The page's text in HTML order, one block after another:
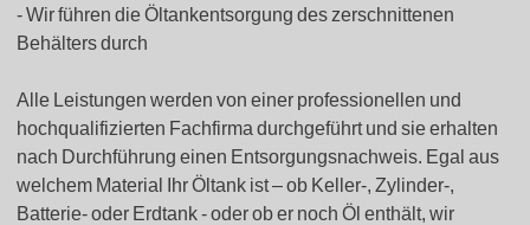
Wir führen die Öltankentsorgung des zerschnittenen
Behälters durch
Alle Leistungen werden von einer professionellen und
hochqualifizierten Fachfirma durchgeführt und sie erhalten
nach Durchführung einen Entsorgungsnachweis. Egal aus
welchem Material Ihr Öltank ist – ob Keller-, Zylinder-,
Batterie- oder Erdtank - oder ob er noch Öl enthält, wir